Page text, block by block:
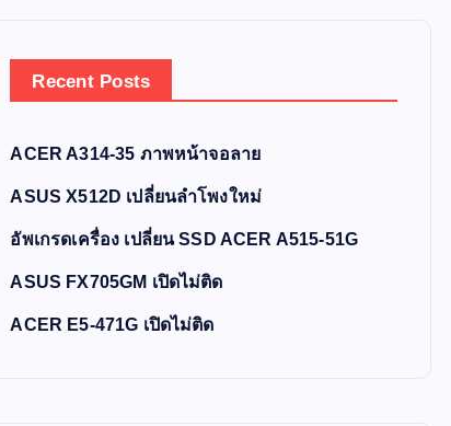
Recent Posts
ACER A314-35 ภาพหน้าจอลาย
ASUS X512D เปลี่ยนลำโพงใหม่
อัพเกรดเครื่อง เปลี่ยน SSD ACER A515-51G
ASUS FX705GM เปิดไม่ติด
ACER E5-471G เปิดไม่ติด